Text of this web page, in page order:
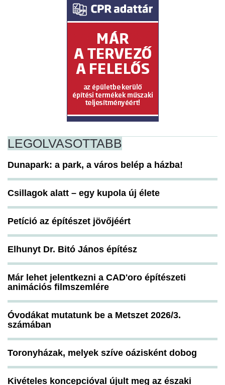
LEGOLVASOTTABB
Dunapark: a park, a város belép a házba!
Csillagok alatt – egy kupola új élete
Petíció az építészet jövőjéért
Elhunyt Dr. Bitó János építész
Már lehet jelentkezni a CAD'oro építészeti
animációs filmszemlére
Óvodákat mutatunk be a Metszet 2026/3.
számában
Toronyházak, melyek szíve oázisként dobog
Kivételes koncepcióval újult meg az északi